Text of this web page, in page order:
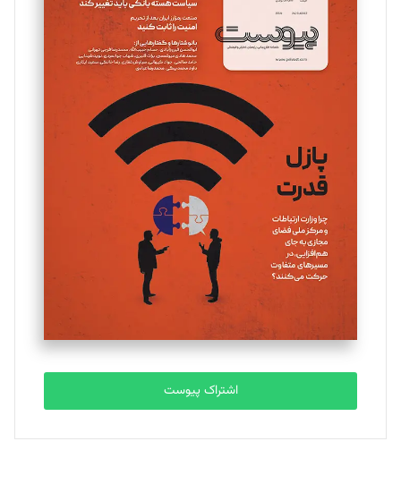
تحریریه
مینا پاکدل
یسنا امان‌پور
تحریریه
ملینا جعفری
تحریریه
مصطفی مسجدی آرانی
تحریریه
بابک نقاش
تحریریه
اشتراک پیوست